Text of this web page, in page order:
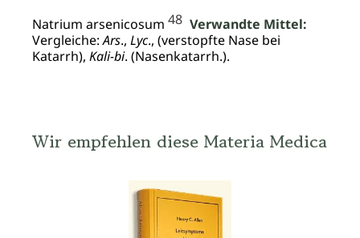
Natrium arsenicosum 48 Verwandte Mittel:
Vergleiche:Ars., Lyc., (verstopfte Nase bei
Katarrh), Kali-bi. (Nasenkatarrh.).
Wir empfehlen diese Materia Medica